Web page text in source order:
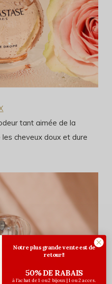
tant aimée de la
les cheveux doux et dure
Notre plus grande vente est de
retour!!
50% DE RABAIS
à l'achat de 1 ou 2 bijoux | 1 ou 2 acces.